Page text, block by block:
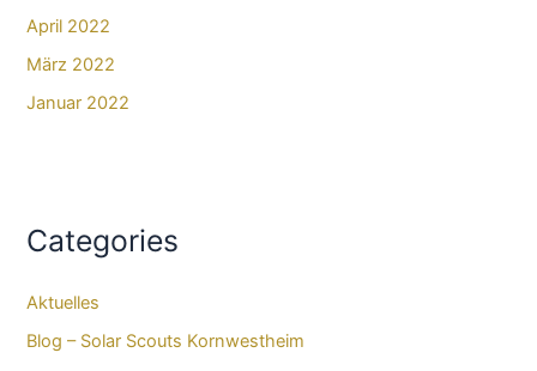
April 2022
März 2022
Januar 2022
Categories
Aktuelles
Blog – Solar Scouts Kornwestheim​